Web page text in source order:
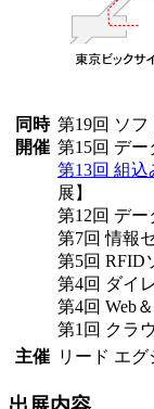
同時
開催
第19回 ソ
第15回 デ
第13回 組
展】
第12回 デー
第7回 情報
第5回 RFID
第4回 ダイ
第4回 Web
第1回 クラ
主催 リード エ